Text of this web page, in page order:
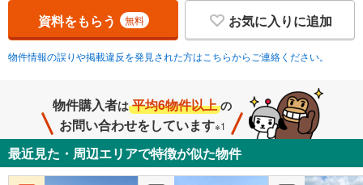
資料をもらう 無料 お気に入りに追加
物件情報の誤りや掲載違反を発見された方はこちらからご連絡ください。
物件購入者は 平均6物件以上 の
お問い合わせをしています※1
最近見た・周辺エリアで特徴が似た物件